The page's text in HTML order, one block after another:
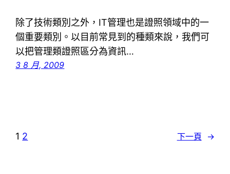
除了技術類別之外，IT管理也是證照領域中的一
個重要類別。以目前常見到的種類來說，我們可
以把管理類證照區分為資訊…
3 8 月, 2009
1 2 下一頁 →